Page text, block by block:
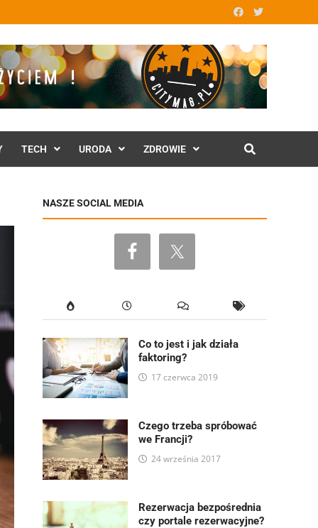
TECH URODA ZDROWIE
NASZE SOCIAL MEDIA
Co to jest i jak działa
faktoring?
17 czerwca 2019
Czego trzeba spróbować
we Francji?
24 września 2017
Rezerwacja bezpośrednia
czy portale rezerwacyjne?